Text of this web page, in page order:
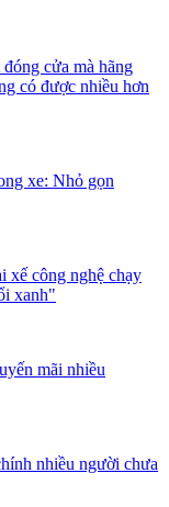
cửa mà hãng
có được nhiều hơn
xe: Nhỏ gọn
xế công nghệ chạy
xanh"
mãi nhiều
nhiều người chưa